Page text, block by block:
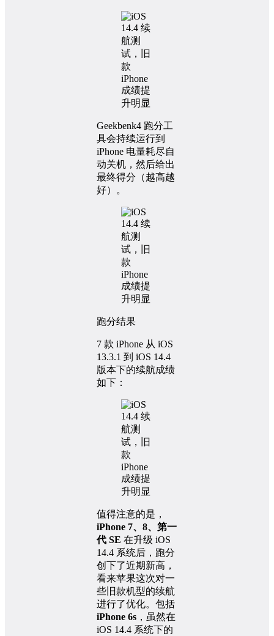
Geekbenk4 跑分工
具会持续运行到
iPhone 电量耗尽自
动关机，然后给出
最终得分（越高越
好）。
跑分结果
7 款 iPhone 从 iOS
13.3.1 到 iOS 14.4
版本下的续航成绩
如下：
值得注意的是，
iPhone 7、8、第一
代 SE 在升级 iOS
14.4 系统后，跑分
创下了近期新高，
看来苹果这次对一
些旧款机型的续航
进行了优化。包括
iPhone 6s ，虽然在
iOS 14.4 系统下的